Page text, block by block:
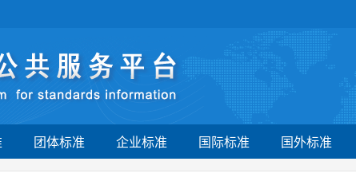
团体标准 企业标准 国际标准 国外标准